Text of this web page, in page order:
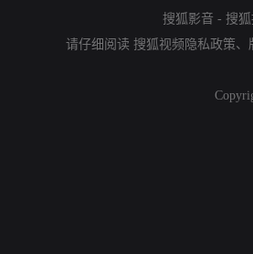
搜狐影音 - 搜
请仔细阅读 搜狐视频隐私政策、